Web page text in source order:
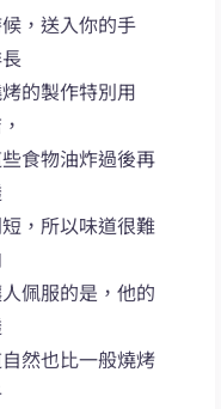
，送入你的手
的製作特別用
食物油炸過後再
，所以味道很難
佩服的是，他的
然也比一般燒烤